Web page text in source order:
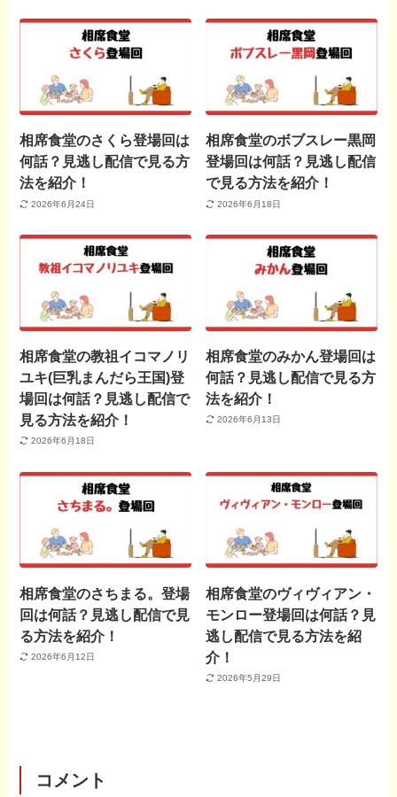
相席食堂のさくら登場回は
何話？見逃し配信で見る方
法を紹介！
2026年6月24日
相席食堂のボブスレー黒岡
登場回は何話？見逃し配信
で見る方法を紹介！
2026年6月18日
相席食堂の教祖イコマノリ
ユキ(巨乳まんだら王国)登
場回は何話？見逃し配信で
見る方法を紹介！
2026年6月18日
相席食堂のみかん登場回は
何話？見逃し配信で見る方
法を紹介！
2026年6月13日
相席食堂のさちまる。登場
回は何話？見逃し配信で見
る方法を紹介！
2026年6月12日
相席食堂のヴィヴィアン・
モンロー登場回は何話？見
逃し配信で見る方法を紹
介！
2026年5月29日
コメント